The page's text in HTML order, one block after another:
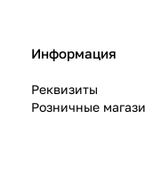
Информация
Реквизиты
Розничные